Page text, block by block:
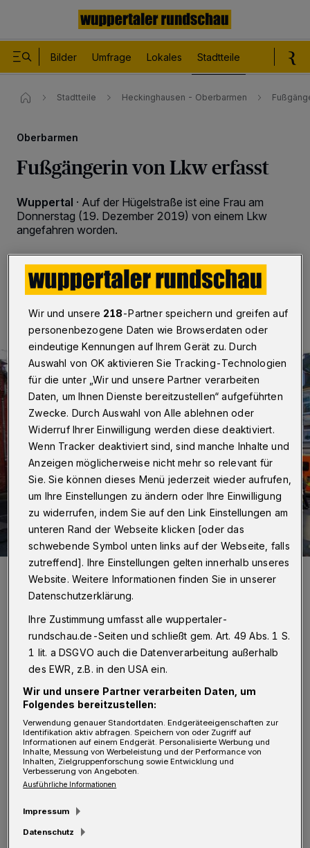
Bilder Umfrage Lokales Stadtteile
Stadtteile Heckinghausen - Oberbarmen
Oberbarmen
Fußgängerin von Lkw erfasst
Wuppertal · Auf der Hügelstraße ist eine Frau am
Donnerstag (19. Dezember 2019) von einem Lkw
angefahren worden.
19.12.2019 , 20:36 Uhr Eine Minute Lesezeit
Der Ort des Geschehens.
Foto: Christoph Petersen
Der Unfall ereignete sich gegen 12.35 Uhr an
der Ecke zur Hagener Straße. Zum jetzigen
Zeitpunkt der Ermittlungen steht fest, dass
ein 63-jähriger Fahrer aus Lünen mit seinem
Lastwagen die Hagener Straße in Richtung
Hügelstraße befuhr. Im Einmündungsbereich
kam es zum Unfall zwischen dem Fahrzeug
und einer 64-jährigen Fußgängerin aus
Wuppertal“, heißt es aus dem Präsidium. Die
Frau wurde in Begleitung eines Notarztes in
Wir und unsere 218-Partner speichern und greifen auf
personenbezogene Daten wie Browserdaten oder
eindeutige Kennungen auf Ihrem Gerät zu. Durch
Auswahl von OK aktivieren Sie Tracking-Technologien
für die unter „Wir und unsere Partner verarbeiten
Daten, um Ihnen Dienste bereitzustellen“ aufgeführten
Zwecke. Durch Auswahl von Alle ablehnen oder
Widerruf Ihrer Einwilligung werden diese deaktiviert.
Wenn Tracker deaktiviert sind, sind manche Inhalte und
Anzeigen möglicherweise nicht mehr so relevant für
Sie. Sie können dieses Menü jederzeit wieder aufrufen,
um Ihre Einstellungen zu ändern oder Ihre Einwilligung
zu widerrufen, indem Sie auf den Link Einstellungen am
unteren Rand der Webseite klicken [oder das
schwebende Symbol unten links auf der Webseite, falls
zutreffend]. Ihre Einstellungen gelten innerhalb unseres
Website. Weitere Informationen finden Sie in unserer
Datenschutzerklärung.
Ihre Zustimmung umfasst alle wuppertaler-
rundschau.de-Seiten und schließt gem. Art. 49 Abs. 1 S.
1 lit. a DSGVO auch die Datenverarbeitung außerhalb
des EWR, z.B. in den USA ein.
Wir und unsere Partner verarbeiten Daten, um
Folgendes bereitzustellen:
Verwendung genauer Standortdaten. Endgeräteeigenschaften zur
Identifikation aktiv abfragen. Speichern von oder Zugriff auf
Informationen auf einem Endgerät. Personalisierte Werbung und
Inhalte, Messung von Werbeleistung und der Performance von
Inhalten, Zielgruppenforschung sowie Entwicklung und
Verbesserung von Angeboten.
Ausführliche Informationen
Impressum
Datenschutz